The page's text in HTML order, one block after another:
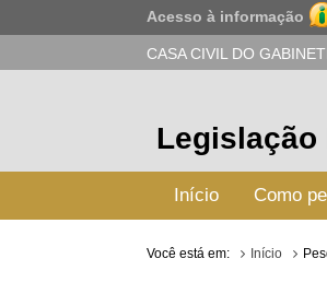
Acesso à informação
CASA CIVIL DO
Legislação
Início Como
Você está em: Início